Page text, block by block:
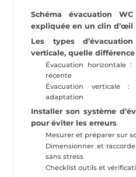
Schéma évacuation
expliquée en un clin d’œil
Les types
verticale, quelle différence
Évacuation horizontale
récente
Évacuation verticale
adaptation
Installer son système
pour éviter les erreurs
Mesurer et préparer sur
Dimensionner et
sans stress
Checklist outils et